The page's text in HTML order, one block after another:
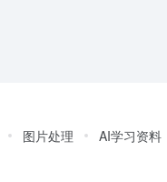
图片处理 AI学习资料